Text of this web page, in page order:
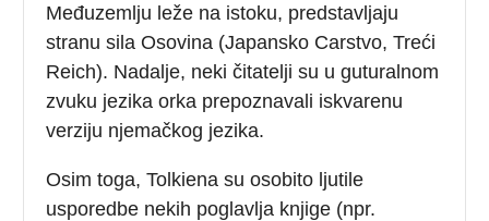
Međuzemlju leže na istoku, predstavljaju
stranu sila Osovina (Japansko Carstvo, Treći
Reich). Nadalje, neki čitatelji su u guturalnom
zvuku jezika orka prepoznavali iskvarenu
verziju njemačkog jezika.
Osim toga, Tolkiena su osobito ljutile
usporedbe nekih poglavlja knjige (npr.